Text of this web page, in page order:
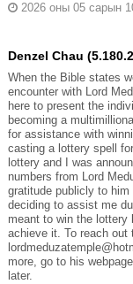
2026 оны 05 сарын
Denzel Chau
When the Bible states
encounter with Lord
here to present the
becoming a
for assistance with
casting a lottery spell
lottery and I was
numbers from Lord
gratitude publicly to
deciding to assist me
meant to win the
achieve it. To reach out
more, go to his
later.